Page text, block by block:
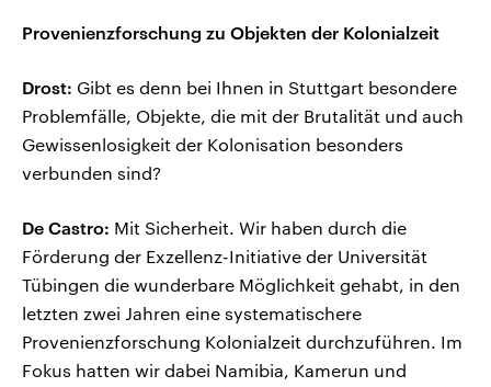
Provenienzforschung zu Objekten der Kolonialzeit
Drost: Gibt es denn bei Ihnen in Stuttgart besondere
Problemfälle, Objekte, die mit der Brutalität und auch
Gewissenlosigkeit der Kolonisation besonders
verbunden sind?
De Castro: Mit Sicherheit. Wir haben durch die
Förderung der Exzellenz-Initiative der Universität
Tübingen die wunderbare Möglichkeit gehabt, in den
letzten zwei Jahren eine systematischere
Provenienzforschung Kolonialzeit durchzuführen. Im
Fokus hatten wir dabei Namibia, Kamerun und